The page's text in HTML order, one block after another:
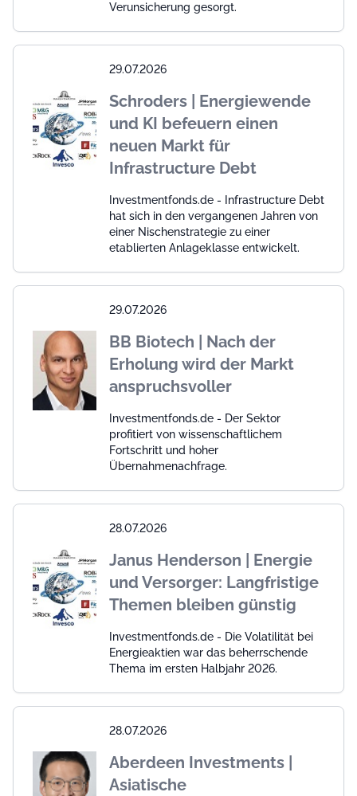
Verunsicherung gesorgt.
29.07.2026
Schroders | Energiewende
und KI befeuern einen
neuen Markt für
Infrastructure Debt
Investmentfonds.de - Infrastructure Debt
hat sich in den vergangenen Jahren von
einer Nischenstrategie zu einer
etablierten Anlageklasse entwickelt.
29.07.2026
BB Biotech | Nach der
Erholung wird der Markt
anspruchsvoller
Investmentfonds.de - Der Sektor
profitiert von wissenschaftlichem
Fortschritt und hoher
Übernahmenachfrage.
28.07.2026
Janus Henderson | Energie
und Versorger: Langfristige
Themen bleiben günstig
Investmentfonds.de - Die Volatilität bei
Energieaktien war das beherrschende
Thema im ersten Halbjahr 2026.
28.07.2026
Aberdeen Investments |
Asiatische